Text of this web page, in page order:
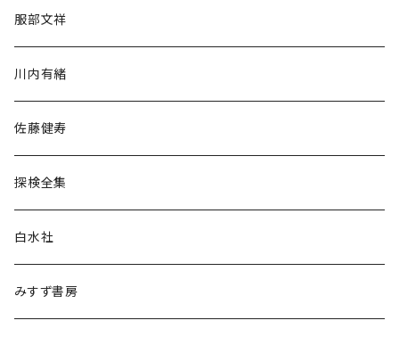
民族・風習
言語・ことば
服部文祥
川内有緒
佐藤健寿
探検全集
白水社
みすず書房